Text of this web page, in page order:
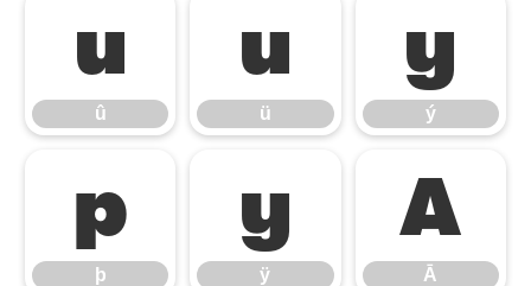
û
û
ü
ü
ý
ý
þ
þ
ÿ
ÿ
Ā
Ā